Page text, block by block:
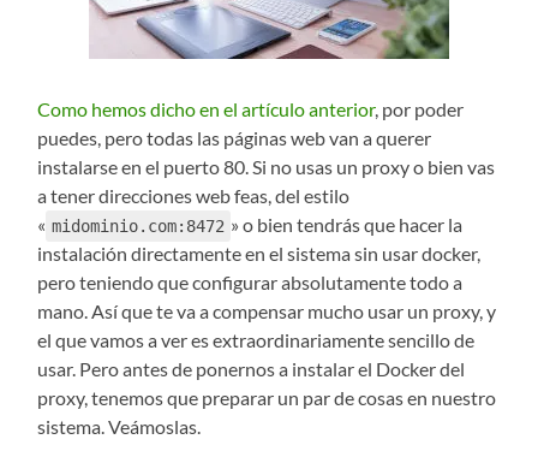
Como hemos dicho en el artículo anterior, por poder
puedes, pero todas las páginas web van a querer
instalarse en el puerto 80. Si no usas un proxy o bien vas
a tener direcciones web feas, del estilo
« midominio.com:8472 » o bien tendrás que hacer la
instalación directamente en el sistema sin usar docker,
pero teniendo que configurar absolutamente todo a
mano. Así que te va a compensar mucho usar un proxy, y
el que vamos a ver es extraordinariamente sencillo de
usar. Pero antes de ponernos a instalar el Docker del
proxy, tenemos que preparar un par de cosas en nuestro
sistema. Veámoslas.